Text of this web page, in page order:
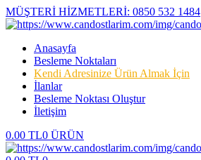
MÜŞTERİ HİZMETLERİ: 0850 532 1484
Anasayfa
Besleme Noktaları
Kendi Adresinize Ürün Almak İçin
İlanlar
Besleme Noktası Oluştur
İletişim
0.00 TL0 ÜRÜN